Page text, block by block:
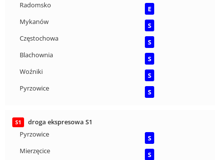
Radomsko
E
Mykanów
S
Częstochowa
S
Blachownia
S
Woźniki
S
Pyrzowice
S
S1
droga ekspresowa S1
Pyrzowice
S
Mierzęcice
S